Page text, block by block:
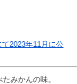
2023年11月に公
みかんの味。